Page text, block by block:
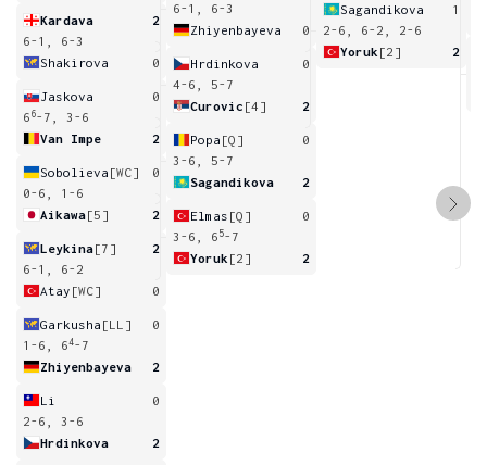
Kardava
2
6-1, 6-3
Shakirova
0
Jaskova
0
6 6-7, 3-6
Van Impe
2
Sobolieva [WC]
0
0-6, 1-6
Aikawa[5] 2
Leykina[7]
2
6-1, 6-2
Atay [WC] 0
Garkusha [LL]
0
1-6, 64-7
Zhiyenbayeva
2
Li
0
2-6, 3-6
Hrdinkova
2
6-1, 6-3
Zhiyenbayeva
0
Hrdinkova
0
4-6, 5-7
Curovic [4] 2
Popa [Q]
0
3-6, 5-7
Sagandikova
2
Elmas [Q]
0
3-6, 6 5-7
Yoruk [2] 2
Sagandikova
1
2-6, 6-2, 2-6
Yoruk [2] 2